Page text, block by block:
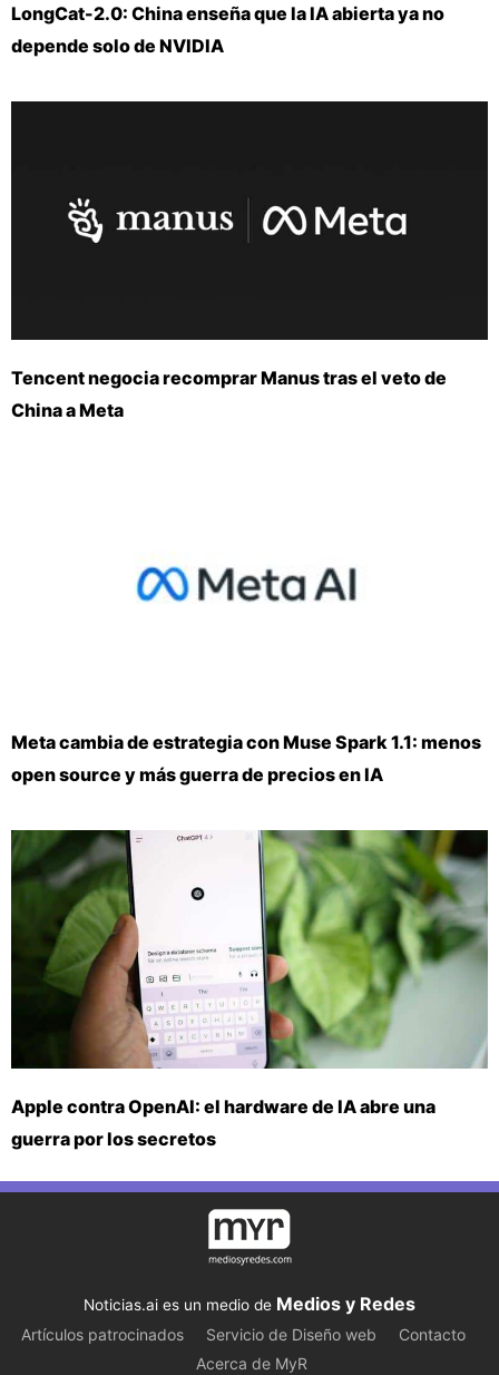
LongCat-2.0: China enseña que la IA abierta ya no
depende solo de NVIDIA
Tencent negocia recomprar Manus tras el veto de
China a Meta
Meta cambia de estrategia con Muse Spark 1.1: menos
open source y más guerra de precios en IA
Apple contra OpenAI: el hardware de IA abre una
guerra por los secretos
Noticias.ai es un medio de Medios y Redes
Artículos patrocinados Servicio de Diseño web
Contacto
Acerca de MyR